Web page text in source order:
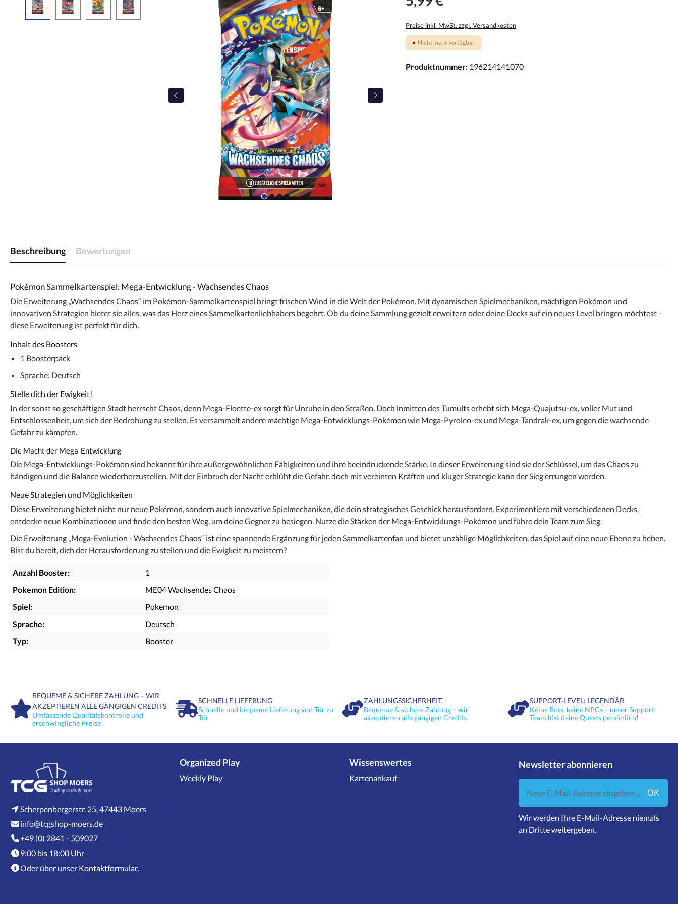
Preise inkl. MwSt. zzgl. Versandkosten
Nicht mehr verfügbar
Produktnummer: 196214141070
Beschreibung Bewertungen
Pokémon Sammelkartenspiel: Mega-Entwicklung - Wachsendes Chaos
Die Erweiterung „Wachsendes Chaos“ im Pokémon-Sammelkartenspiel bringt frischen Wind in die Welt der Pokémon. Mit dynamischen Spielmechaniken, mächtigen Pokémon und
innovativen Strategien bietet sie alles, was das Herz eines Sammelkartenliebhabers begehrt. Ob du deine Sammlung gezielt erweitern oder deine Decks auf ein neues Level bringen möchtest –
diese Erweiterung ist perfekt für dich.
Inhalt des Boosters
1 Boosterpack
Sprache: Deutsch
Stelle dich der Ewigkeit!
In der sonst so geschäftigen Stadt herrscht Chaos, denn Mega-Floette-ex sorgt für Unruhe in den Straßen. Doch inmitten des Tumults erhebt sich Mega-Quajutsu-ex, voller Mut und
Entschlossenheit, um sich der Bedrohung zu stellen. Es versammelt andere mächtige Mega-Entwicklungs-Pokémon wie Mega-Pyroleo-ex und Mega-Tandrak-ex, um gegen die wachsende
Gefahr zu kämpfen.
Die Macht der Mega-Entwicklung
Die Mega-Entwicklungs-Pokémon sind bekannt für ihre außergewöhnlichen Fähigkeiten und ihre beeindruckende Stärke. In dieser Erweiterung sind sie der Schlüssel, um das Chaos zu
bändigen und die Balance wiederherzustellen. Mit der Einbruch der Nacht erblüht die Gefahr, doch mit vereinten Kräften und kluger Strategie kann der Sieg errungen werden.
Neue Strategien und Möglichkeiten
Diese Erweiterung bietet nicht nur neue Pokémon, sondern auch innovative Spielmechaniken, die dein strategisches Geschick herausfordern. Experimentiere mit verschiedenen Decks,
entdecke neue Kombinationen und finde den besten Weg, um deine Gegner zu besiegen. Nutze die Stärken der Mega-Entwicklungs-Pokémon und führe dein Team zum Sieg.
Die Erweiterung „Mega-Evolution - Wachsendes Chaos“ ist eine spannende Ergänzung für jeden Sammelkartenfan und bietet unzählige Möglichkeiten, das Spiel auf eine neue Ebene zu heben.
Bist du bereit, dich der Herausforderung zu stellen und die Ewigkeit zu meistern?
Anzahl Booster:
1
Pokemon Edition:
ME04 Wachsendes Chaos
Spiel:
Pokemon
Sprache:
Deutsch
Typ:
Booster
BEQUEME & SICHERE ZAHLUNG – WIR
AKZEPTIEREN ALLE GÄNGIGEN CREDITS.
Umfassende Qualitätskontrolle und
erschwingliche Preise
SCHNELLE LIEFERUNG
Schnelle und bequeme Lieferung von Tür zu
Tür
ZAHLUNGSSICHERHEIT
Bequeme & sichere Zahlung – wir
akzeptieren alle gängigen Credits.
SUPPORT-LEVEL: LEGENDÄR
Keine Bots, keine NPCs – unser Support-
Team löst deine Quests persönlich!
Scherpenbergerstr. 25, 47443 Moers
info@tcgshop-moers.de
+49 (0) 2841 - 509027
9:00 bis 18:00 Uhr
Oder über unser Kontaktformular
Organized Play
Weekly Play
Wissenswertes
Kartenankauf
Newsletter abonnieren
Neue E-Mail-Adresse eingeben ...
OK
Wir werden Ihre E-Mail-Adresse niemals
an Dritte weitergeben.